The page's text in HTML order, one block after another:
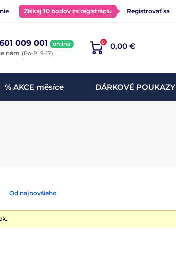
Získaj 10 bodov za registráciu Registrovať sa
009 001 online
nám (Po-Pi 9-17)
0 0,00 €
% AKCE měsíce DÁRKOVÉ POUKAZY
Od najnovšieho